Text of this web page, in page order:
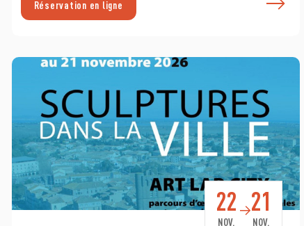
Réservation en ligne
22
NOV.
21
NOV.